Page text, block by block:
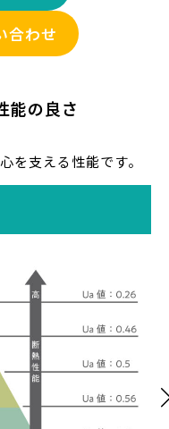
合わせ
能の良さ
を支える性能です。